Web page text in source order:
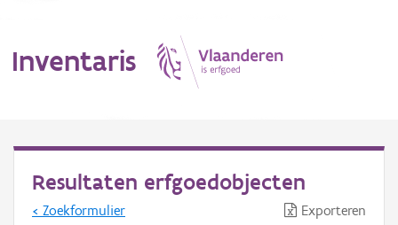
Inventaris
Erfgoedobject
Resultaten erfgoedobjecten
< Zoekformulier Exporteren